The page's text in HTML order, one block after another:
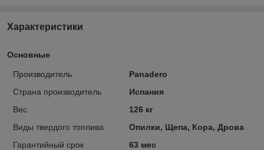
Характеристики
Основные
Производитель
Panadero
Страна производитель
Испания
Вес
126 кг
Виды твердого топлива
Опилки, Щепа, Кора, Дрова
Гарантийный срок
63 мес